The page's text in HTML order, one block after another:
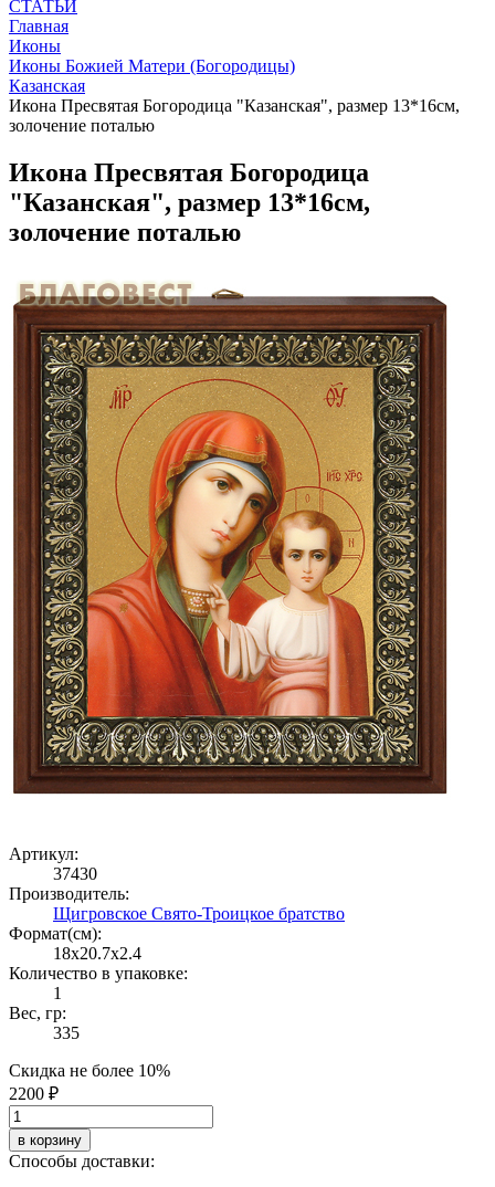
СТАТЬИ
Главная
Иконы
Иконы Божией Матери (Богородицы)
Казанская
Икона Пресвятая Богородица "Казанская", размер 13*16см,
золочение поталью
Икона Пресвятая Богородица
"Казанская", размер 13*16см,
золочение поталью
Артикул:
37430
Производитель:
Щигровское Свято-Троицкое братство
Формат(cм):
18x20.7x2.4
Количество в упаковке:
1
Вес, гр:
335
Скидка не более 10%
2200 ₽
в корзину
Способы доставки: